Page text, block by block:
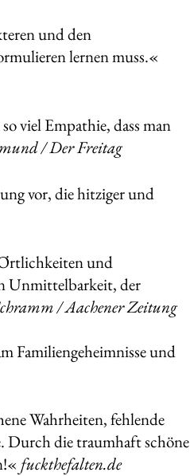
und den
lernen muss.«
viel Empathie, dass man
/ Der Freitag
vor, die hitziger und
und
Unmittelbarkeit, der
/ Aachener Zeitung
Familiengeheimnisse und
Wahrheiten, fehlende
Durch die traumhaft schöne
fuckthefalten.de